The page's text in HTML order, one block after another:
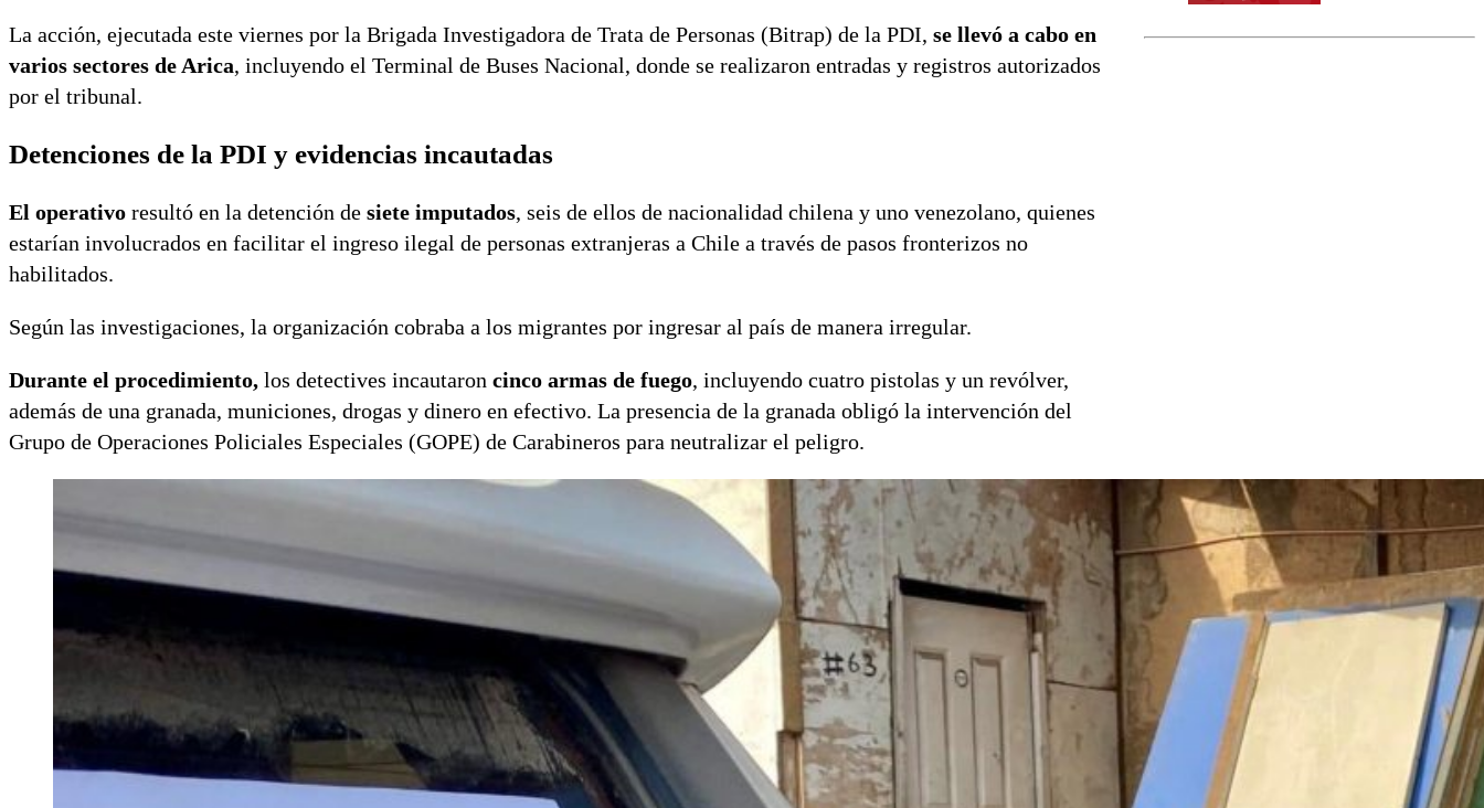
La acción, ejecutada este viernes por la Brigada Investigadora de Trata de Personas (Bitrap) de la PDI, se llevó a cabo en
varios sectores de Arica, incluyendo el Terminal de Buses Nacional, donde se realizaron entradas y registros autorizados
por el tribunal.
Detenciones de la PDI y evidencias incautadas
El operativo resultó en la detención de siete imputados, seis de ellos de nacionalidad chilena y uno venezolano, quienes
estarían involucrados en facilitar el ingreso ilegal de personas extranjeras a Chile a través de pasos fronterizos no
habilitados.
Según las investigaciones, la organización cobraba a los migrantes por ingresar al país de manera irregular.
Durante el procedimiento, los detectives incautaron cinco armas de fuego, incluyendo cuatro pistolas y un revólver,
además de una granada, municiones, drogas y dinero en efectivo. La presencia de la granada obligó la intervención del
Grupo de Operaciones Policiales Especiales (GOPE) de Carabineros para neutralizar el peligro.
revisa la